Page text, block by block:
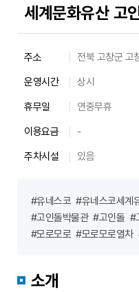
세계문화유산 고
숙
주
소,
영
시
세
주소
전북 고창군 고
운영시간
상시
휴무일
연중무휴
이용요금
-
주차시설
있음
#유네스코 #유네스코세계
#고인돌박물관 #고인돌 #
#모로모로 #모로모로열차
소개